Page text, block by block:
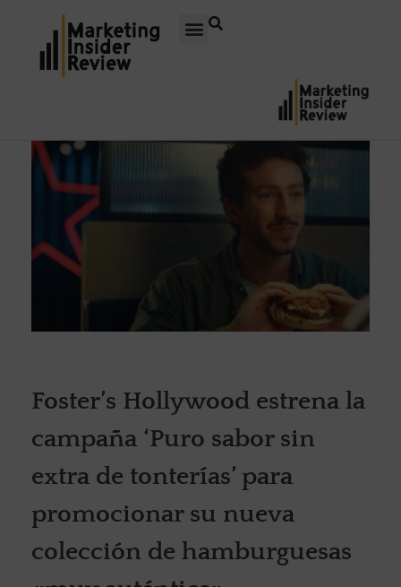
Foster’s Hollywood estrena la
campaña ‘Puro sabor sin
extra de tonterías’ para
promocionar su nueva
colección de hamburguesas